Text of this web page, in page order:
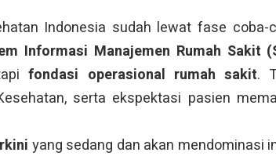
Indonesia sudah lewat fase coba-
Informasi Manajemen Rumah Sakit
fondasi operasional rumah sakit.
serta ekspektasi pasien
yang sedang dan akan mendominasi